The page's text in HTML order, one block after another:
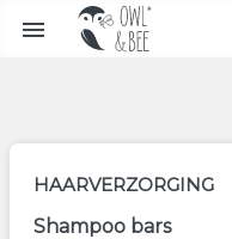

HAARVERZORGING
Shampoo bars